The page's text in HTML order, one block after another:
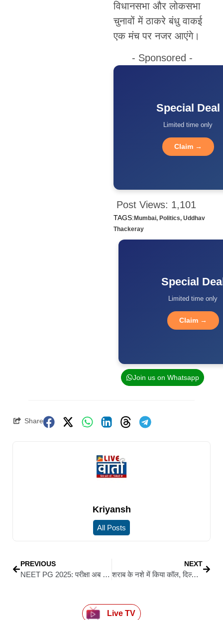
विधानसभा और लोकसभा
चुनावों में ठाकरे बंधु वाकई
एक मंच पर नजर आएंगे।
- Sponsored -
Special Deal
Limited time only
Claim →
Post Views: 1,101
TAGS:Mumbai, Politics, Uddhav
Thackeray
Special
Limited time only
Claim →
Join us on Whatsapp
Share
Kriyansh
All Posts
PREVIOUS
NEET PG 2025: परीक्षा अब 3 अगस्त को, सुप्रीम कोर्ट ने दी मंजूरी – एक ही शिफ्ट में होगा एग्जाम
NEXT
शराब के नशे में किया कॉल, दिल्ली की सीएम रेखा गुप्ता को धमकी देने वाला गिरफ्तार..फर्जी आईडी भी बरामद
Live TV